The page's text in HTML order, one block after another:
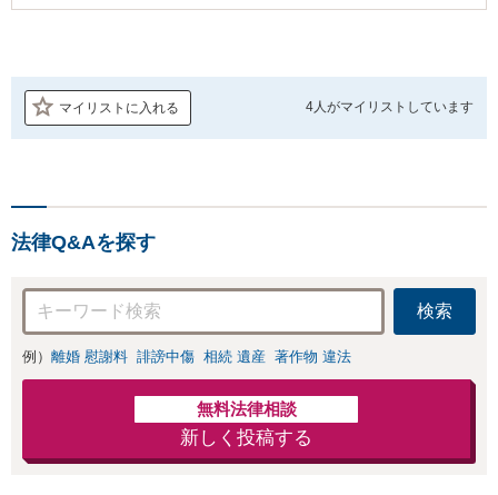
マイリストに入れる 4人がマイリストしています
法律Q&Aを探す
検索
例） 離婚 慰謝料 誹謗中傷 相続 遺産 著作物 違法
無料法律相談
新しく投稿する